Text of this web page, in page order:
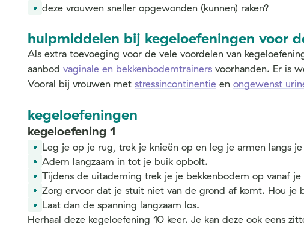
deze vrouwen sneller opgewonden (kunnen) raken?
hulpmiddelen bij kegeloefeningen voor
Als extra toevoeging voor de vele voordelen van
aanbod vaginale en bekkenbodemtrainers voorhanden. Er is
Vooral bij vrouwen met stressincontinentie en ongewenst
kegeloefeningen
kegeloefening 1
Leg je op je rug, trek je knieën op en leg je armen langs je
Adem langzaam in tot je buik opbolt.
Tijdens de uitademing trek je je bekkenbodem op vanaf
Zorg ervoor dat je stuit niet van de grond af komt. Hou je
Laat dan de spanning langzaam los.
Herhaal deze kegeloefening 10 keer. Je kan deze ook eens